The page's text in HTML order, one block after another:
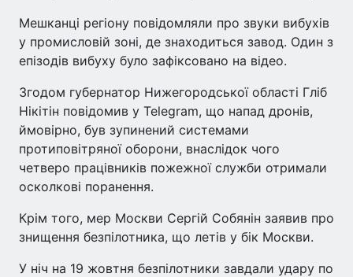
Мешканці регіону повідомляли про звуки вибухів
у промисловій зоні, де знаходиться завод. Один з
епізодів вибуху було зафіксовано на відео.
Згодом губернатор Нижегородської області Гліб
Нікітін повідомив у Telegram, що напад дронів,
ймовірно, був зупинений системами
протиповітряної оборони, внаслідок чого
четверо працівників пожежної служби отримали
осколкові поранення.
Крім того, мер Москви Сергій Собянін заявив про
знищення безпілотника, що летів у бік Москви.
У ніч на 19 жовтня безпілотники завдали удару по